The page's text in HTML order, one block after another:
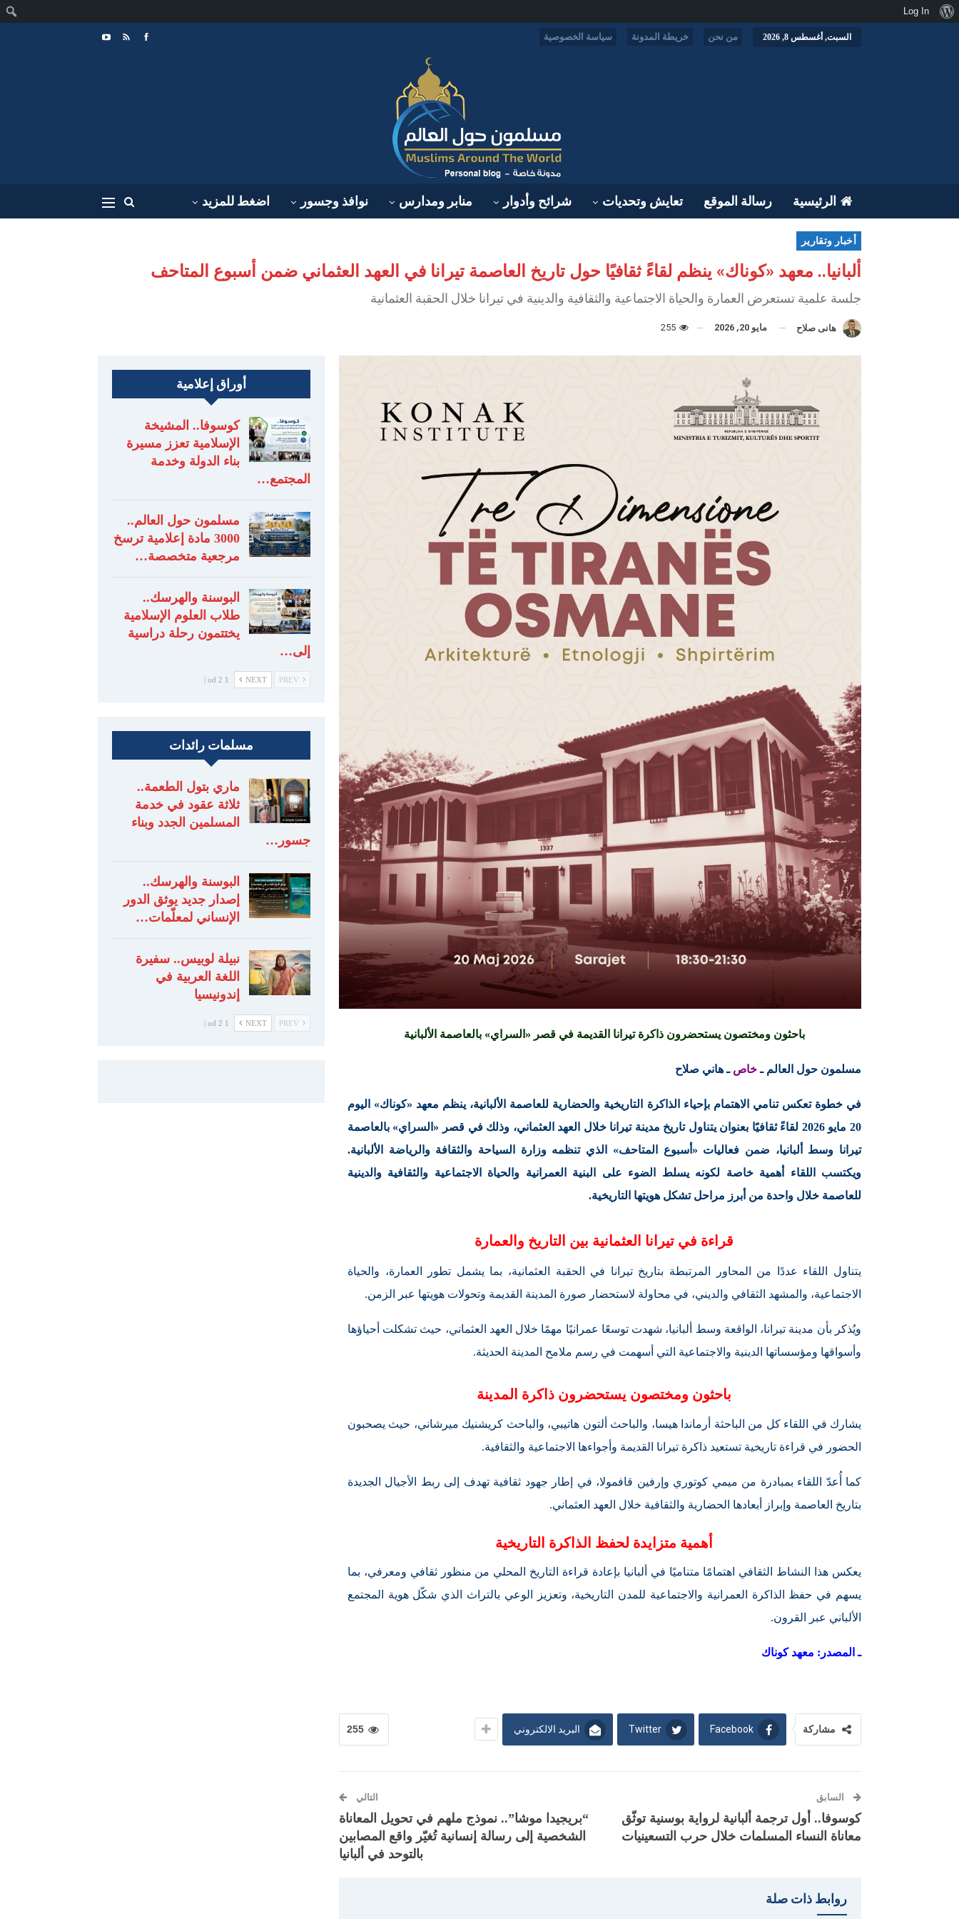
السبت, أغسطس 8, 2026 من نحن خريطة المدونة سياسة الخصوصية
الرئيسية رسالة الموقع تعايش وتحديات شرائح وأدوار منابر ومدارس نوافذ وجسور اضغط للمزيد
أخبار وتقارير
ألبانيا.. معهد «كوناك» ينظم لقاءً ثقافيًا حول تاريخ العاصمة تيرانا في العهد العثماني ضمن أسبوع المتاحف
جلسة علمية تستعرض العمارة والحياة الاجتماعية والثقافية والدينية في تيرانا خلال الحقبة العثمانية
هانى صلاح مايو 20, 2026
باحثون ومختصون يستحضرون ذاكرة تيرانا القديمة في قصر «السراي» بالعاصمة الألبانية
مسلمون حول العالم ـخاص ـ هاني صلاح
في خطوة تعكس تنامي الاهتمام بإحياء الذاكرة التاريخية والحضارية للعاصمة الألبانية، ينظم معهد «كوناك» اليوم
20 مايو 2026 لقاءً ثقافيًا بعنوان يتناول تاريخ مدينة تيرانا خلال العهد العثماني، وذلك في قصر «السراي» بالعاصمة
تيرانا وسط ألبانيا، ضمن فعاليات «أسبوع المتاحف» الذي تنظمه وزارة السياحة والثقافة والرياضة الألبانية.
ويكتسب اللقاء أهمية خاصة لكونه يسلط الضوء على البنية العمرانية والحياة الاجتماعية والثقافية والدينية
للعاصمة خلال واحدة من أبرز مراحل تشكل هويتها التاريخية.
قراءة في تيرانا العثمانية بين التاريخ والعمارة
يتناول اللقاء عددًا من المحاور المرتبطة بتاريخ تيرانا في الحقبة العثمانية، بما يشمل تطور العمارة، والحياة
الاجتماعية، والمشهد الثقافي والديني، في محاولة لاستحضار صورة المدينة القديمة وتحولات هويتها عبر الزمن.
ويُذكر بأن مدينة تيرانا، الواقعة وسط ألبانيا، شهدت توسعًا عمرانيًا مهمًا خلال العهد العثماني، حيث تشكلت أحياؤها
وأسواقها ومؤسساتها الدينية والاجتماعية التي أسهمت في رسم ملامح المدينة الحديثة.
باحثون ومختصون يستحضرون ذاكرة المدينة
يشارك في اللقاء كل من الباحثة أرماندا هيسا، والباحث ألتون هاتيبي، والباحث كريشنيك ميرشاني، حيث يصحبون
الحضور في قراءة تاريخية تستعيد ذاكرة تيرانا القديمة وأجواءها الاجتماعية والثقافية.
كما أُعدّ اللقاء بمبادرة من ميمي كوتوري وإرفين قافمولا، في إطار جهود ثقافية تهدف إلى ربط الأجيال الجديدة
بتاريخ العاصمة وإبراز أبعادها الحضارية والثقافية خلال العهد العثماني.
أهمية متزايدة لحفظ الذاكرة التاريخية
يعكس هذا النشاط الثقافي اهتمامًا متناميًا في ألبانيا بإعادة قراءة التاريخ المحلي من منظور ثقافي ومعرفي، بما
يسهم في حفظ الذاكرة العمرانية والاجتماعية للمدن التاريخية، وتعزيز الوعي بالتراث الذي شكّل هوية المجتمع
الألباني عبر القرون.
ـ المصدر: معهد كوناك
255 مشاركة Facebook
Twitter البريد الالكتروني
السابق
كوسوفا.. أول ترجمة ألبانية لرواية بوسنية توثّق
معاناة النساء المسلمات خلال حرب التسعينيات
التالي
“بريجيدا موشا”.. نموذج ملهم في تحويل المعاناة
الشخصية إلى رسالة إنسانية تُغيّر واقع المصابين
بالتوحد في ألبانيا
روابط ذات صلة
أوراق إعلامية
كوسوفا.. المشيخة
الإسلامية تعزز مسيرة
بناء الدولة وخدمة
المجتمع…
مسلمون حول العالم..
3000 مادة إعلامية ترسخ
مرجعية متخصصة…
البوسنة والهرسك..
طلاب العلوم الإسلامية
يختتمون رحلة دراسية
إلى…
NEXT
1 od 2 |
مسلمات رائدات
ماري بتول الطعمة..
ثلاثة عقود في خدمة
المسلمين الجدد وبناء
جسور…
البوسنة والهرسك..
إصدار جديد يوثق الدور
الإنساني لمعلّمات…
نبيلة لوبيس.. سفيرة
اللغة العربية في
إندونيسيا
NEXT
1 od 2 |
نبذةLog In